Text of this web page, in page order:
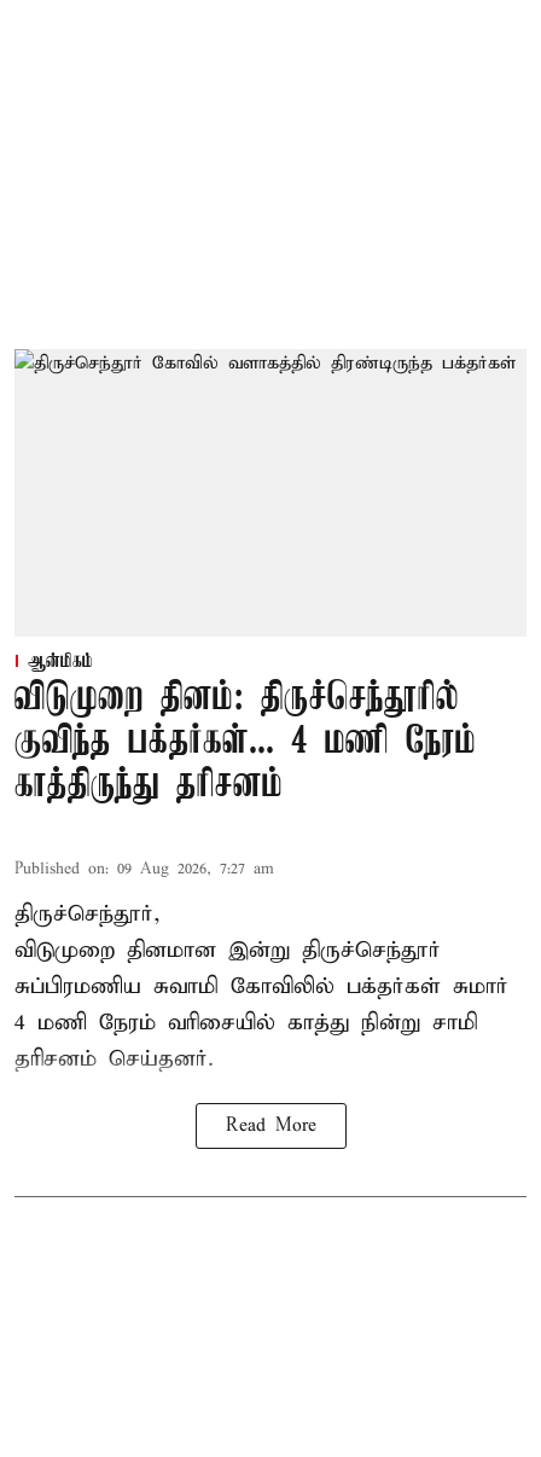
ஆன்மிகம்
விடுமுறை தினம்: திருச்செந்தூரில்
குவிந்த பக்தர்கள்... 4 மணி நேரம்
காத்திருந்து தரிசனம்
Published on: 09 Aug 2026, 7:27 am
திருச்செந்தூர்,
விடுமுறை தினமான இன்று திருச்செந்தூர்
சுப்பிரமணிய சுவாமி கோவிலில் பக்தர்கள் சுமார்
4 மணி நேரம் வரிசையில் காத்து நின்று சாமி
தரிசனம் செய்தனர்.
Read More